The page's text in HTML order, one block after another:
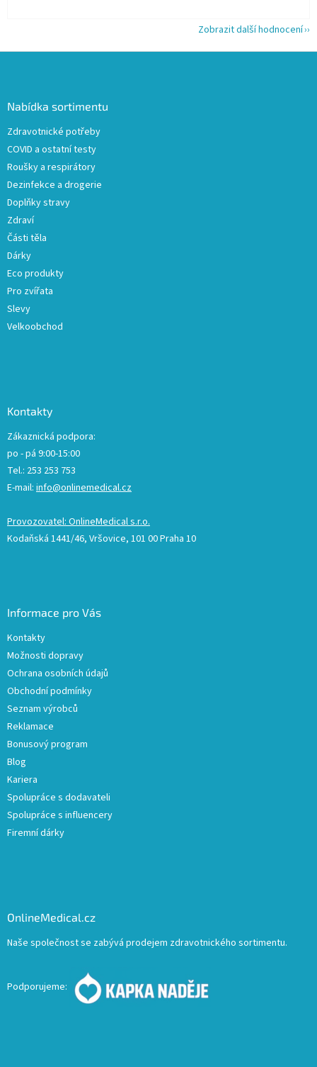
Zobrazit další hodnocení
Nabídka sortimentu
Zdravotnické potřeby
COVID a ostatní testy
Roušky a respirátory
Dezinfekce a drogerie
Doplňky stravy
Zdraví
Části těla
Dárky
Eco produkty
Pro zvířata
Slevy
Velkoobchod
Kontakty
Zákaznická podpora:
po - pá 9:00-15:00
Tel.: 253 253 753
E-mail: info@onlinemedical.cz
Provozovatel: OnlineMedical s.r.o.
Kodaňská 1441/46, Vršovice, 101 00 Praha 10
Informace pro Vás
Kontakty
Možnosti dopravy
Ochrana osobních údajů
Obchodní podmínky
Seznam výrobců
Reklamace
Bonusový program
Blog
Kariera
Spolupráce s dodavateli
Spolupráce s influencery
Firemní dárky
OnlineMedical.cz
Naše společnost se zabývá prodejem zdravotnického sortimentu.
Podporujeme: